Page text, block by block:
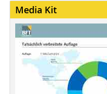
Media Kit